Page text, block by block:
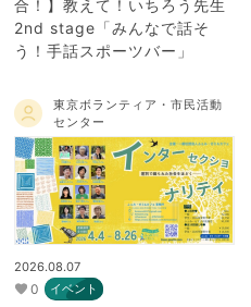
合！】教えて！いちろう先生
2nd stage「みんなで話そ
う！手話スポーツバー」
東京ボランティア・市民活動
センター
2026.08.07
0 イベント